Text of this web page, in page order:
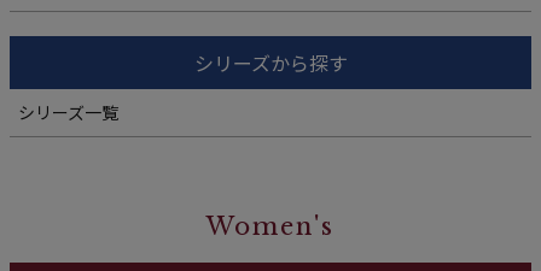
シリーズから探す
シリーズ一覧
Women's